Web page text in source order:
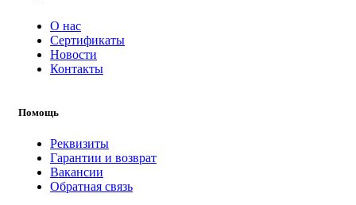
О нас
Сертификаты
Новости
Контакты
Помощь
Реквизиты
Гарантии и возврат
Вакансии
Обратная связь